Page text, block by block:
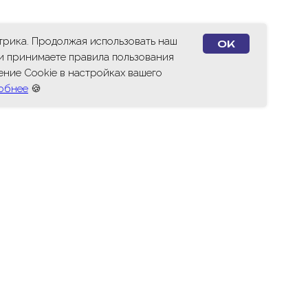
Продолжая использовать наш
принимаете правила пользования
Cookie в настройках вашего
🍪
OK